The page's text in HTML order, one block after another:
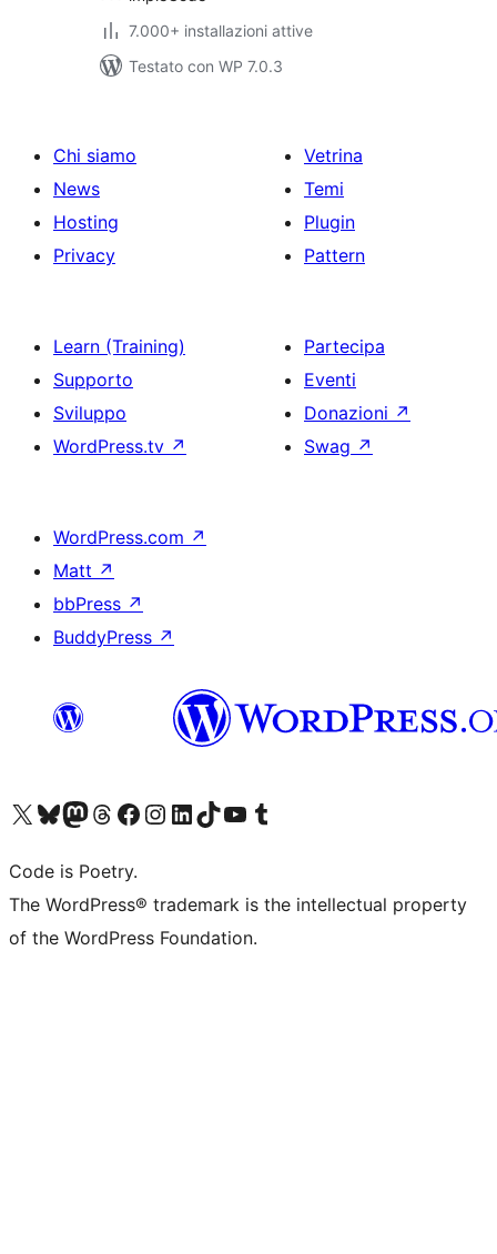
7.000+ installazioni attive
Testato con WP 7.0.3
Chi siamo
News
Hosting
Privacy
Vetrina
Temi
Plugin
Pattern
Learn (Training)
Supporto
Sviluppo
WordPress.tv ↗
Partecipa
Eventi
Donazioni ↗
Swag ↗
WordPress.com ↗
Matt ↗
bbPress ↗
BuddyPress ↗
Visita il nostro account X (ex Twitter)
Visita il nostro account Bluesky
Visita il nostro account Mastodon
Visita il nostro account Threads
Visita la nostra pagina Facebook
Visita il nostro account Instagram
Visita il nostro account LinkedIn
Visita il nostro account TikTok
Visita il nostro canale YouTube
Visita il nostro account Tumblr
Code is Poetry.
The WordPress® trademark is the intellectual property
of the WordPress Foundation.